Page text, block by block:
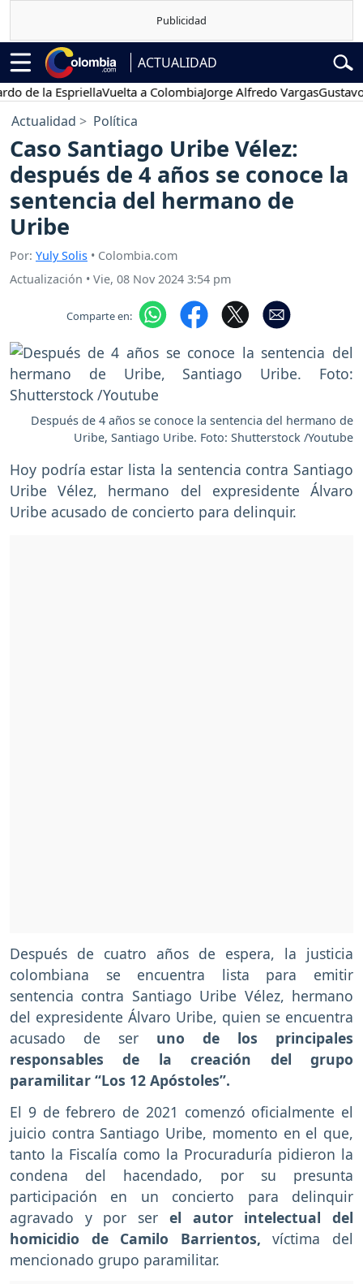
ACTUALIDAD
la EspriellaVuelta a ColombiaJorge Alfredo VargasGustavo
Actualidad Política
Caso Santiago Uribe Vélez:
después de 4 años se conoce la
sentencia del hermano de
Uribe
Por: Yuly Solis • Colombia.com
Actualización • Vie, 08 Nov 2024 3:54 pm
Comparte en:
Después de 4 años se conoce la sentencia del hermano de
Uribe, Santiago Uribe. Foto: Shutterstock /Youtube
Hoy podría estar lista la sentencia contra Santiago
Uribe Vélez, hermano del expresidente Álvaro
Uribe acusado de concierto para delinquir.
Después de cuatro años de espera, la justicia
colombiana se encuentra lista para emitir
sentencia contra Santiago Uribe Vélez, hermano
del expresidente Álvaro Uribe, quien se encuentra
acusado de ser uno de los principales
responsables de la creación del grupo
paramilitar “Los 12 Apóstoles”.
El 9 de febrero de 2021 comenzó oficialmente el
juicio contra Santiago Uribe, momento en el que,
tanto la Fiscalía como la Procuraduría pidieron la
condena del hacendado, por su presunta
participación en un concierto para delinquir
agravado y por ser el autor intelectual del
homicidio de Camilo Barrientos, víctima del
mencionado grupo paramilitar.